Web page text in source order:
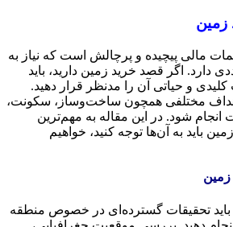
زمین
مالی پیچیده و پرچالش است که نیاز به
اگر قصد خرید زمین دارید، باید
و حیاتی آن را مدنظر قرار دهید.
اهداف مختلفی همچون ساخت‌وساز، سکونت،
انجام شود. در این مقاله به مهم‌ترین
باید به آن‌ها توجه کنید، خواهیم
باید تحقیقات گسترده‌ای در خصوص منطقه